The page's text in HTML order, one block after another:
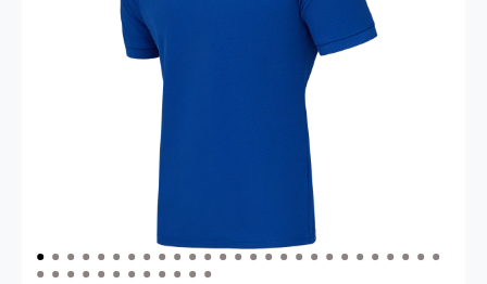
(36%)
- сумма всех заказов за 6 месяцев
сумма всех заказов за 6 месяцев -
400.000 рублей.